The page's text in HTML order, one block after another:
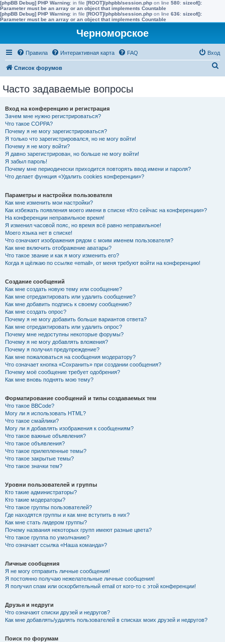
[phpBB Debug] PHP Warning: in file [ROOT]/phpbb/session.php on line 580: sizeof():
Parameter must be an array or an object that implements Countable
[phpBB Debug] PHP Warning: in file [ROOT]/phpbb/session.php on line 636: sizeof():
Parameter must be an array or an object that implements Countable
Черноморское
Правила Интерактивная карта FAQ Вход
Список форумов
Часто задаваемые вопросы
Вход на конференцию и регистрация
Зачем мне нужно регистрироваться?
Что такое COPPA?
Почему я не могу зарегистрироваться?
Я только что зарегистрировался, но не могу войти!
Почему я не могу войти?
Я давно зарегистрирован, но больше не могу войти!
Я забыл пароль!
Почему мне периодически приходится повторять ввод имени и пароля?
Что делает функция «Удалить cookies конференции»?
Параметры и настройки пользователя
Как мне изменить мои настройки?
Как избежать появления моего имени в списке «Кто сейчас на конференции»?
На конференции неправильное время!
Я изменил часовой пояс, но время всё равно неправильное!
Моего языка нет в списке!
Что означают изображения рядом с моим именем пользователя?
Как мне включить отображение аватары?
Что такое звание и как я могу изменить его?
Когда я щёлкаю по ссылке «email», от меня требуют войти на конференцию!
Создание сообщений
Как мне создать новую тему или сообщение?
Как мне отредактировать или удалить сообщение?
Как мне добавить подпись к своему сообщению?
Как мне создать опрос?
Почему я не могу добавить больше вариантов ответа?
Как мне отредактировать или удалить опрос?
Почему мне недоступны некоторые форумы?
Почему я не могу добавлять вложения?
Почему я получил предупреждение?
Как мне пожаловаться на сообщения модератору?
Что означает кнопка «Сохранить» при создании сообщения?
Почему моё сообщение требует одобрения?
Как мне вновь поднять мою тему?
Форматирование сообщений и типы создаваемых тем
Что такое BBCode?
Могу ли я использовать HTML?
Что такое смайлики?
Могу ли я добавлять изображения к сообщениям?
Что такое важные объявления?
Что такое объявления?
Что такое прилепленные темы?
Что такое закрытые темы?
Что такое значки тем?
Уровни пользователей и группы
Кто такие администраторы?
Кто такие модераторы?
Что такое группы пользователей?
Где находятся группы и как мне вступить в них?
Как мне стать лидером группы?
Почему названия некоторых групп имеют разные цвета?
Что такое группа по умолчанию?
Что означает ссылка «Наша команда»?
Личные сообщения
Я не могу отправить личные сообщения!
Я постоянно получаю нежелательные личные сообщения!
Я получил спам или оскорбительный email от кого-то с этой конференции!
Друзья и недруги
Что означают списки друзей и недругов?
Как мне добавлять/удалять пользователей в списках моих друзей и недругов?
Поиск по форумам